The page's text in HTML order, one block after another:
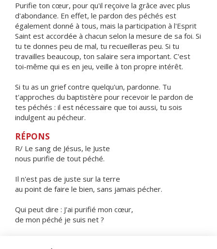
Purifie ton cœur, pour qu'il reçoive la grâce avec plus
d'abondance. En effet, le pardon des péchés est
également donné à tous, mais la participation à l'Esprit
Saint est accordée à chacun selon la mesure de sa foi. Si
tu te donnes peu de mal, tu recueilleras peu. Si tu
travailles beaucoup, ton salaire sera important. C'est
toi-même qui es en jeu, veille à ton propre intérêt.
Si tu as un grief contre quelqu'un, pardonne. Tu
t'approches du baptistère pour recevoir le pardon de
tes péchés : il est nécessaire que toi aussi, tu sois
indulgent au pécheur.
RÉPONS
R/ Le sang de Jésus, le Juste
nous purifie de tout péché.
Il n'est pas de juste sur la terre
au point de faire le bien, sans jamais pécher.
Qui peut dire : J'ai purifié mon cœur,
de mon péché je suis net ?